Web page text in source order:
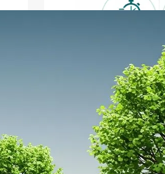
ファクタリング
ファクタリングとは？
リット・注意点と...